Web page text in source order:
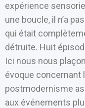
expérience
une boucle, il n’a
qui était
détruite. Huit
Ici nous nous
évoque concernant
postmodernisme
aux événements